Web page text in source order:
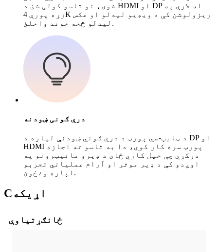
شوی، نو تاسو کولی شئ د HDMI او DP له لارې په
زړه پورې 4K ریزولوشن کې د ویډیو لیدلو او عکس
لیدلو څخه خوند واخلئ.
درې ګونی ښودنه
د ټایپ-سي پورټ د درې ګوني ښودنې لپاره د DP او
HDMI پورټ سره کار کوي، دا به تاسو ته اجازه
درکړي چې خپل کاري ځای د ډیرو مانیټرونو په
اوږدو کې د ډیر موثر او آرام عملیاتي تجربو
لپاره وغځوئ.
Cاړیکه
ځانګړتیاوې